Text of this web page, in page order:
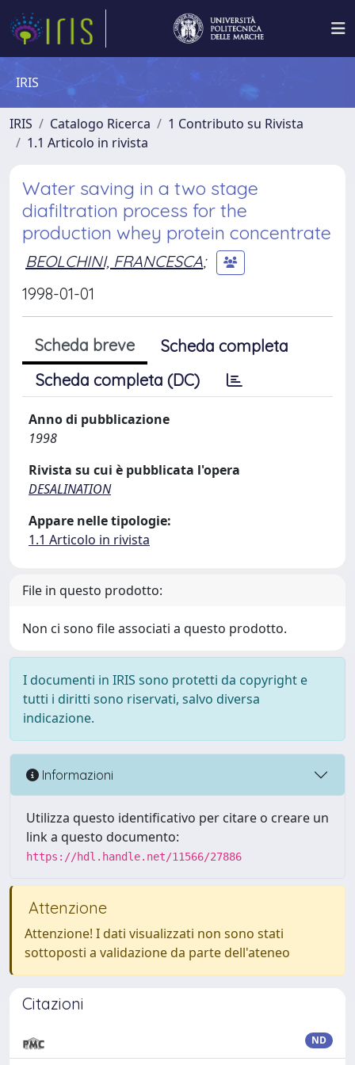
IRIS
IRIS Catalogo Ricerca
1 Contributo su Rivista
1.1 Articolo in rivista
Water saving in a two stage
diafiltration process for the
production whey protein concentrate
BEOLCHINI, FRANCESCA;
1998-01-01
Scheda breve
Scheda completa
Scheda completa (DC)
Anno di pubblicazione
1998
Rivista su cui è pubblicata l'opera
DESALINATION
Appare nelle tipologie:
1.1 Articolo in rivista
File in questo prodotto:
Non ci sono file associati a questo prodotto.
I documenti in IRIS sono protetti da copyright e
tutti i diritti sono riservati, salvo diversa
indicazione.
Informazioni
Utilizza questo identificativo per citare o creare un
link a questo documento:
https://hdl.handle.net/11566/27886
Attenzione
Attenzione! I dati visualizzati non sono stati
sottoposti a validazione da parte dell'ateneo
Citazioni
ND